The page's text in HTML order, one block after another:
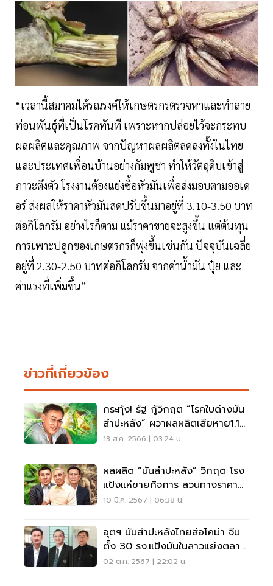
“เวลานี้สมาคมได้รณรงค์ให้เกษตรกรตรวจหาและทำลาย
ท่อนพันธุ์ที่เป็นโรคทันที เพราะหากปล่อยไว้จะกระทบ
ผลผลิตและคุณภาพ จากปัญหาผลผลิตลดลงทั้งในไทย
และประเทศเพื่อนบ้านอย่างกัมพูชา ทำให้วัตถุดิบเข้าสู่
ภาวะตึงตัว โรงงานต้องแย่งซื้อหัวมันเพื่อส่งมอบตามออเด
อร์ ส่งผลให้ราคาหัวมันสดปรับขึ้นมาอยู่ที่ 3.10-3.50 บาท
ต่อกิโลกรัม อย่างไรก็ตาม แม้ราคาขายจะสูงขึ้น แต่ต้นทุน
การเพาะปลูกของเกษตรกรก็พุ่งขึ้นเช่นกัน ปัจจุบันเฉลี่ย
อยู่ที่ 2.30-2.50 บาทต่อกิโลกรัม จากค่าน้ำมัน ปุ๋ย และ
ค่าแรงที่เพิ่มขึ้น”
ข่าวที่เกี่ยวข้อง
กระทุ้ง! รัฐ กู้วิกฤต “โรคใบด่างมัน
สำปะหลัง” ผวาผลผลิตเสียหาย1.1
แสนล้าน
13 ส.ค. 2566 | 03:24 น.
ผลผลิต “มันสำปะหลัง” วิกฤต โรง
แป้งแห่ขายกิจการ สวนทางราคา
พุ่งรอบ 7 ปี
10 มี.ค. 2567 | 06:38 น.
อุตฯ มันสำปะหลังไทยส่อโคม่า จีน
ตั้ง 30 รง.แป้งมันในลาวแย่งตลาด
โลก
02 ต.ค. 2567 | 22:02 น.